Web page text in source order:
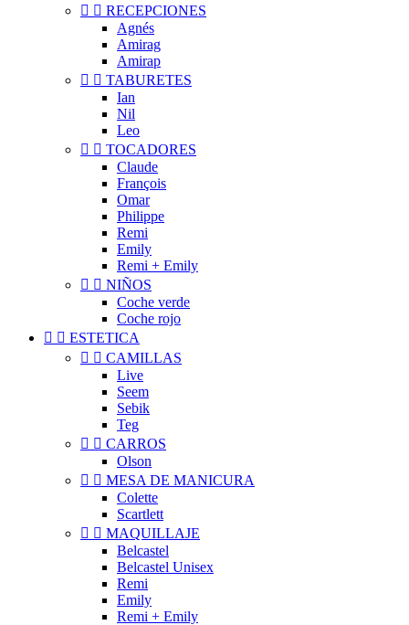
  RECEPCIONES
Agnés
Amirag
Amirap
  TABURETES
Ian
Nil
Leo
  TOCADORES
Claude
François
Omar
Philippe
Remi
Emily
Remi + Emily
  NIÑOS
Coche verde
Coche rojo
  ESTETICA
  CAMILLAS
Live
Seem
Sebik
Teg
  CARROS
Olson
  MESA DE MANICURA
Colette
Scartlett
  MAQUILLAJE
Belcastel
Belcastel Unisex
Remi
Emily
Remi + Emily